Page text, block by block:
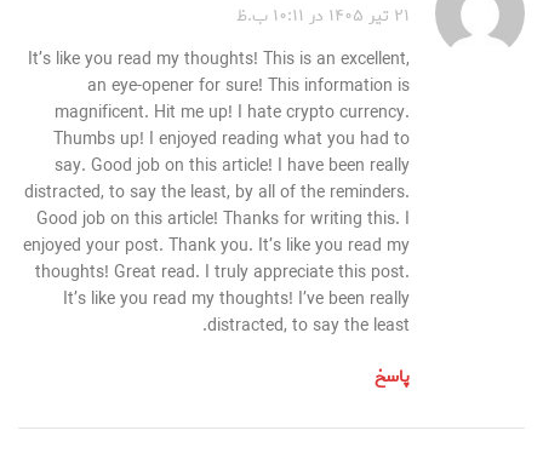
۲۱ تیر ۱۴۰۵ در ۱۰:۱۱ ب.ظ
It’s like you read my thoughts! This is an excellent,
an eye-opener for sure! This information is
magnificent. Hit me up! I hate crypto currency.
Thumbs up! I enjoyed reading what you had to
say. Good job on this article! I have been really
distracted, to say the least, by all of the reminders.
Good job on this article! Thanks for writing this. I
enjoyed your post. Thank you. It’s like you read my
thoughts! Great read. I truly appreciate this post.
It’s like you read my thoughts! I’ve been really
distracted, to say the least.
پاسخ